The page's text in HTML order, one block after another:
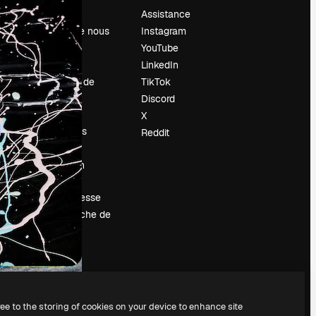
Prix
À propos de nous
Avis
Carrières
Tendances de
recherche
Blog
Événements
Slidesgo
Vendre mon
contenu
Salle de presse
À la recherche de
magnific.ai
Assistance
Instagram
YouTube
LinkedIn
TikTok
Discord
X
Reddit
to the storing of cookies on your device to enhance site